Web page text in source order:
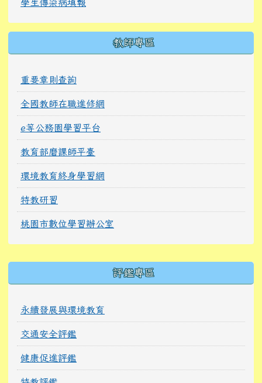
學生傳染病填報
教師專區
重要章則查詢
全國教師在職進修網
e等公務園學習平台
教育部磨課師平臺
環境教育終身學習網
特教研習
桃園市數位學習辦公室
評鑑專區
永續發展與環境教育
交通安全評鑑
健康促進評鑑